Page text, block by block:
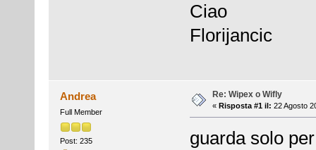
Ciao
Florijancic
Andrea
Full Member
Post: 235
Re: Wipex o Wifly
« Risposta #1 il: 22 Agosto
guarda solo